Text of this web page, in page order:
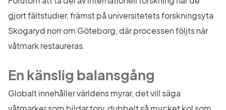
gjort fältstudier, främst på universitetets forskningsyta
Skogaryd norr om Göteborg, där processen följts när
våtmark restaureras.
En känslig balansgång
Globalt innehåller världens myrar, det vill säga